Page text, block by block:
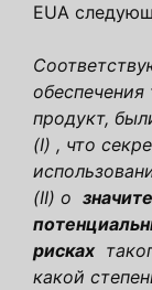
EUA
продукт,
(I) , что
(II) о
рисках
какой